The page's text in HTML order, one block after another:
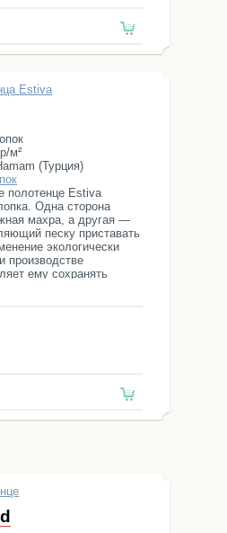
Estiva
м²
(Турция)
полотенце Estiva
Одна сторона
махра, а другая —
песку приставать
экологически
производстве
ему сохранять